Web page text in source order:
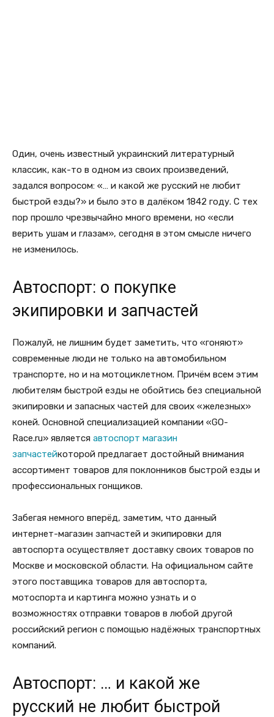
Один, очень известный украинский литературный
классик, как-то в одном из своих произведений,
задался вопросом: «… и какой же русский не любит
быстрой езды?» и было это в далёком 1842 году. С тех
пор прошло чрезвычайно много времени, но «если
верить ушам и глазам», сегодня в этом смысле ничего
не изменилось.
Автоспорт: о покупке
экипировки и запчастей
Пожалуй, не лишним будет заметить, что «гоняют»
современные люди не только на автомобильном
транспорте, но и на мотоциклетном. Причём всем этим
любителям быстрой езды не обойтись без специальной
экипировки и запасных частей для своих «железных»
коней. Основной специализацией компании «GO-
Race.ru» является автоспорт магазин
запчастейкоторой предлагает достойный внимания
ассортимент товаров для поклонников быстрой езды и
профессиональных гонщиков.
Забегая немного вперёд, заметим, что данный
интернет-магазин запчастей и экипировки для
автоспорта осуществляет доставку своих товаров по
Москве и московской области. На официальном сайте
этого поставщика товаров для автоспорта,
мотоспорта и картинга можно узнать и о
возможностях отправки товаров в любой другой
российский регион с помощью надёжных транспортных
компаний.
Автоспорт: … и какой же
русский не любит быстрой